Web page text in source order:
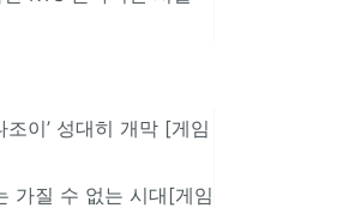
이’ 성대히 개막 [게임
가질 수 없는 시대[게임